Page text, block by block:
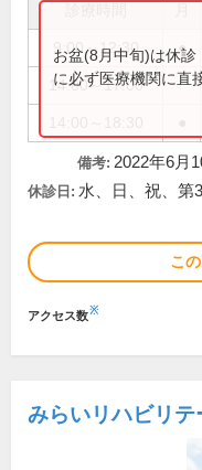
9:00～12:30 ●
14:00～17:00
お盆(8月中旬)は休
に必ず医療機関に直
備考: 2022年6月
休診日: 水、日、祝、第
こ
アクセス数※
みらいリハビリ